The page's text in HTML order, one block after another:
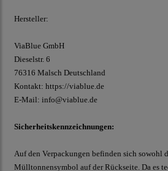
Hersteller:
ViaBlue GmbH
Dieselstr. 6
76316 Malsch Deutschland
Kontakt: https://viablue.de
E-Mail: info@viablue.de
Sicherheitskennzeichnungen:
Auf den Verpackungen befinden sich sowohl
Mülltonnensymbol auf der Rückseite. Da es